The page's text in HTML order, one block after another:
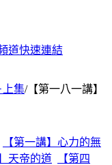
道快速連結
上集/【第一八一講】
【第一講】心力的無
天帝的道
【第四